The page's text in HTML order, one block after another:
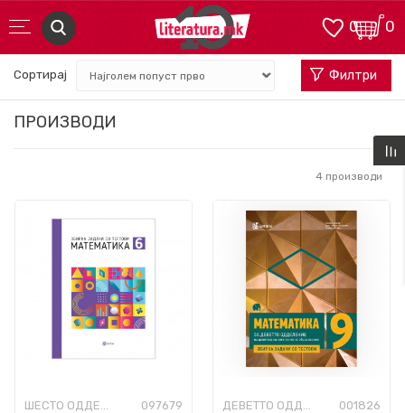
0
0
ПРОИЗВОДИ
Сортирај Филтри
4 производи
ШЕСТО ОДДЕЛЕНИЕ 097679 ДЕВЕТТО ОДДЕЛЕНИЕ 001826